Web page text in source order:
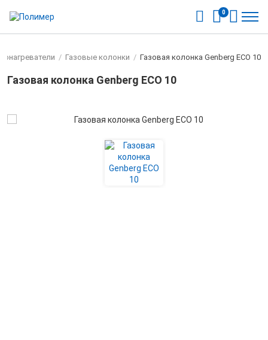
0
/ Газовые колонки / Газовая колонка Genberg ECO 10
Газовая колонка Genberg ECO 10